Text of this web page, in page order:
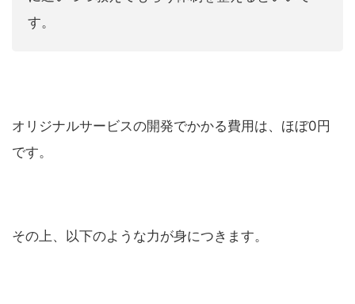
す。
オリジナルサービスの開発でかかる費用は、ほぼ0円
です。
その上、以下のような力が身につきます。